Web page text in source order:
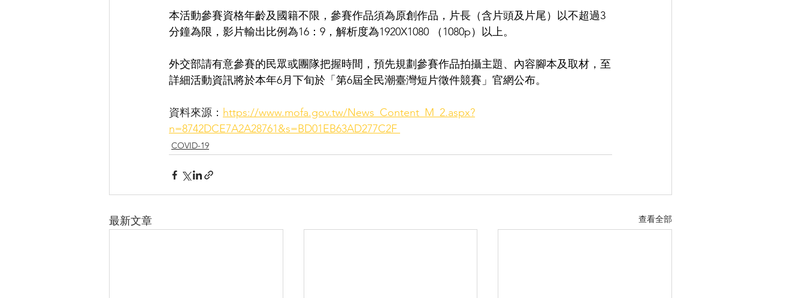
本活動參賽資格年齡及國籍不限，參賽作品須為原創作品，片長（含片頭及片尾）以不超過3
分鐘為限，影片輸出比例為16：9，解析度為1920X1080 （1080p）以上。
外交部請有意參賽的民眾或團隊把握時間，預先規劃參賽作品拍攝主題、內容腳本及取材，至
詳細活動資訊將於本年6月下旬於「第6屆全民潮臺灣短片徵件競賽」官網公布。
資料來源： https://www.mofa.gov.tw/News_Content_M_2.aspx?
n=8742DCE7A2A28761&s=BD01EB63AD277C2F
COVID-19
最新文章 查看全部